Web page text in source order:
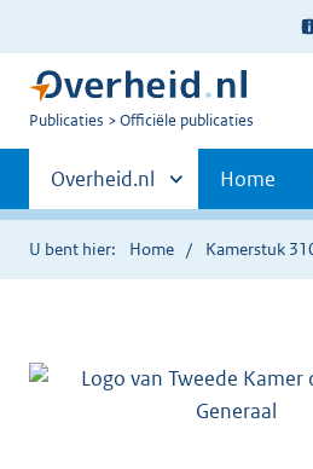
U
Publicaties Officiële publicaties
Primaire
navigatie
Andere
sites
binnen
Overheid.nl Home
U bent hier: Home Kamerstuk